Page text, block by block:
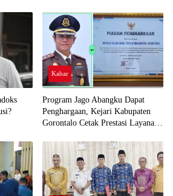
Kabar
Program Jago Abangku Dapat
Penghargaan, Kejari Kabupaten
Gorontalo Cetak Prestasi Layanan